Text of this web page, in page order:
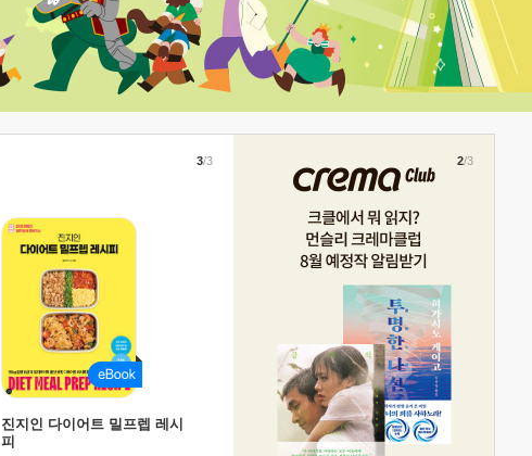
진지인 다이어트 밀프렙 레시
피
3/3 2/3